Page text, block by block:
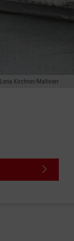
Lena Kirchner/Malteser